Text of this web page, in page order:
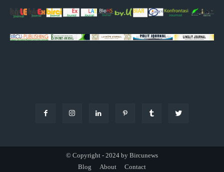
© Copyright - 2024 by Bircunews
Blog
About Contact